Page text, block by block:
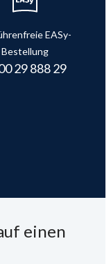
EASy-
Bestellung
29 888 29
einen